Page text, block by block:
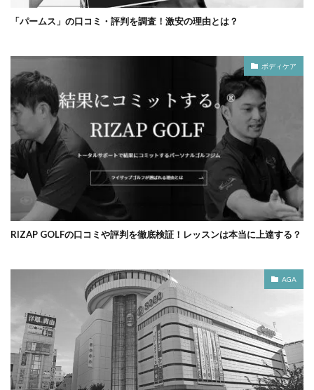
「パームス」の口コミ・評判を調査！激安の理由とは？
ボディケア
RIZAP GOLFの口コミや評判を徹底検証！レッスンは本当に上達する？
AGA